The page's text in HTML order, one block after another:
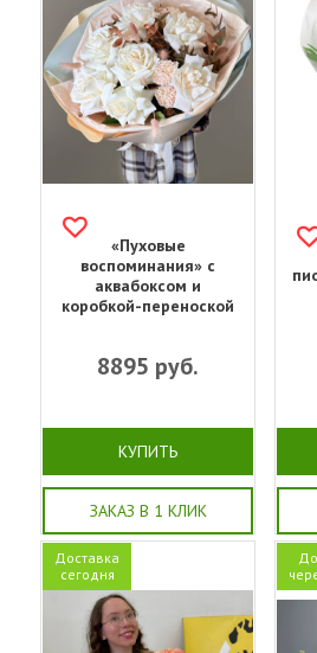
«Пуховые
воспоминания» с
аквабоксом и
коробкой-переноской
8895 руб.
КУПИТЬ
ЗАКАЗ В 1 КЛИК
Доставка
сегодня